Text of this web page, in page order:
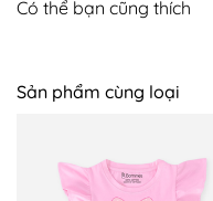
Có thể bạn cũng thích
Sản phẩm cùng loại